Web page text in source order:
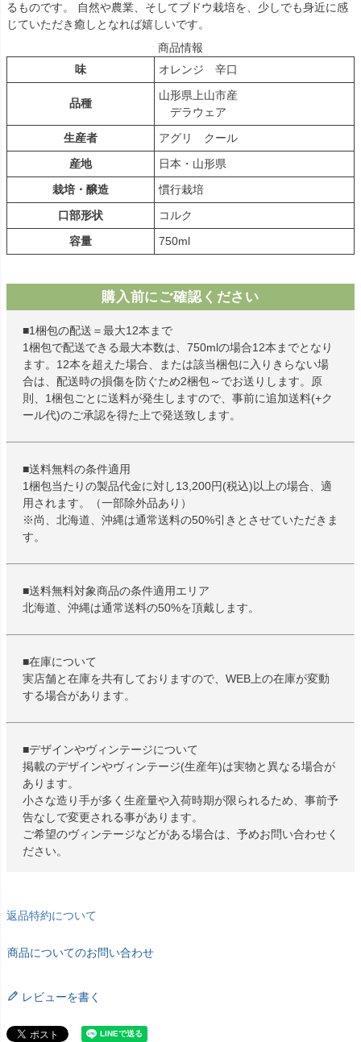
るものです。 自然や農業、そしてブドウ栽培を、少しでも身近に感
じていただき癒しとなれば嬉しいです。
商品情報
味
オレンジ 辛口
品種
山形県上山市産
デラウェア
生産者
アグリ クール
産地
日本・山形県
栽培・醸造
慣行栽培
口部形状
コルク
容量
750ml
購入前にご確認ください
■1梱包の配送＝最大12本まで
1梱包で配送できる最大本数は、750mlの場合12本までとなり
ます。12本を超えた場合、または該当梱包に入りきらない場
合は、配送時の損傷を防ぐため2梱包～でお送りします。原
則、1梱包ごとに送料が発生しますので、事前に追加送料(+ク
ール代)のご承認を得た上で発送致します。
■送料無料の条件適用
1梱包当たりの製品代金に対し13,200円(税込)以上の場合、適
用されます。（一部除外品あり）
※尚、北海道、沖縄は通常送料の50%引きとさせていただきま
す。
■送料無料対象商品の条件適用エリア
北海道、沖縄は通常送料の50%を頂戴します。
■在庫について
実店舗と在庫を共有しておりますので、WEB上の在庫が変動
する場合があります。
■デザインやヴィンテージについて
掲載のデザインやヴィンテージ(生産年)は実物と異なる場合が
あります。
小さな造り手が多く生産量や入荷時期が限られるため、事前予
告なしで変更される事があります。
ご希望のヴィンテージなどがある場合は、予めお問い合わせく
ださい。
返品特約について
商品についてのお問い合わせ
レビューを書く